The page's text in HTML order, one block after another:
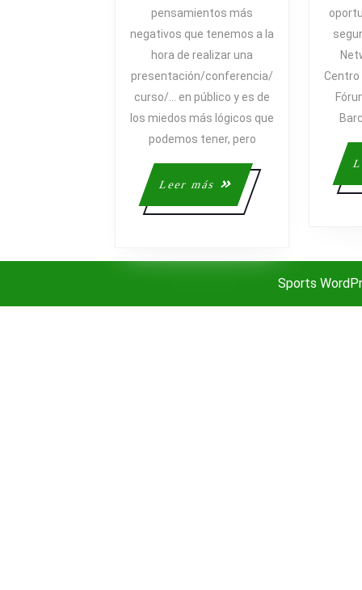
QUEDAMOS
EN
BLANCO
EN
UNA
PRESENTACIÓN?
pensamientos más
negativos que tenemos a la
hora de realizar una
presentación/conferencia/
curso/… en público y es de
los miedos más lógicos que
podemos tener, pero
Leer más
Leer
más
Centro
Sports